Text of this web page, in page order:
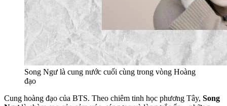
Song Ngư là cung nước cuối cùng trong vòng Hoàng
đạo
Cung hoàng đạo của BTS. Theo chiêm tinh học phương Tây, Song